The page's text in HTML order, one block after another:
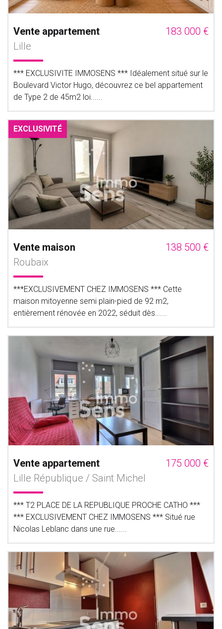
Vente appartement
183 000 €
Lille
*** EXCLUSIVITE IMMOSENS *** Idéalement situé sur le
Boulevard Victor Hugo, découvrez ce bel appartement
de Type 2 de 45m2 loi......
EXCLUSIVITÉ
Vente maison
138 500 €
Roubaix
***EXCLUSIVEMENT CHEZ IMMOSENS *** Cette
maison mitoyenne semi plain-pied de 92 m2,
entièrement rénovée en 2022, séduit dès......
Vente appartement
175 000 €
Lille République / Saint Michel
*** T2 PLACE DE LA REPUBLIQUE PROCHE CATHO ***
*** EXCLUSIVEMENT CHEZ IMMOSENS *** Situé rue
Nicolas Leblanc dans une rue......